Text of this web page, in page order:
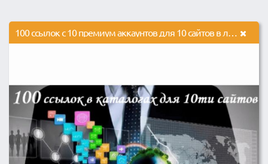
100 ссылок с 10 премиум аккаунтов для 10 сайтов в локальных каталогах